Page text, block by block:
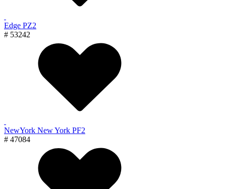
Edge PZ2
# 53242
NewYork New York PF2
# 47084